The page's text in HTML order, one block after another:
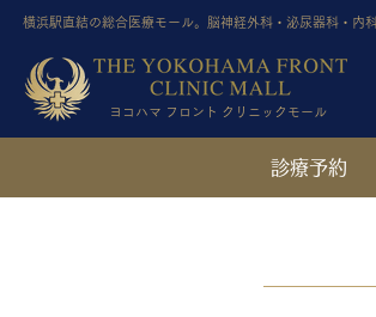
横浜駅直結の総合医療モール。脳神経外科・泌尿器科・内
ヨコハマ フロント クリニックモール
診療予約